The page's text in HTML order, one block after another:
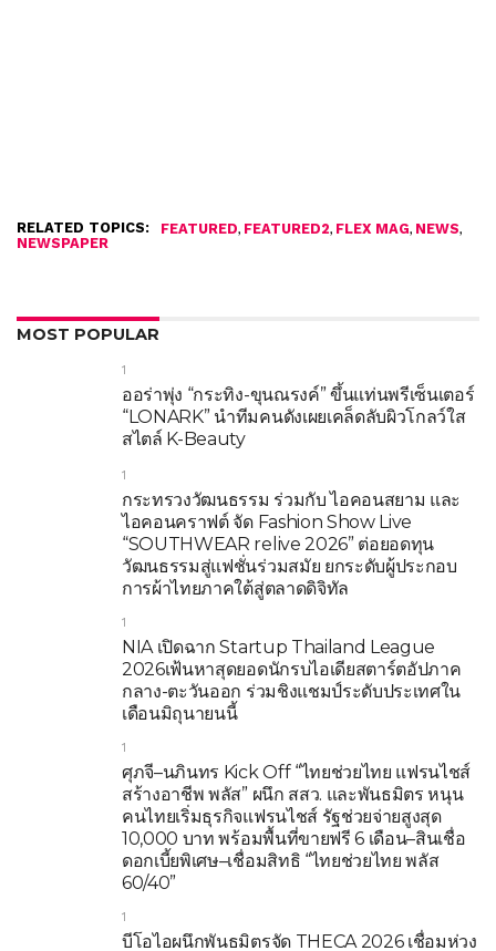
RELATED TOPICS: FEATURED, FEATURED2, FLEX MAG, NEWS,
NEWSPAPER
MOST POPULAR
1
ออร่าพุ่ง “กระทิง-ขุนณรงค์” ขึ้นแท่นพรีเซ็นเตอร์
“LONARK” นำทีมคนดังเผยเคล็ดลับผิวโกลว์ใส
สไตล์ K-Beauty
1
กระทรวงวัฒนธรรม ร่วมกับ ไอคอนสยาม และ
ไอคอนคราฟต์ จัด Fashion Show Live
“SOUTHWEAR relive 2026” ต่อยอดทุน
วัฒนธรรมสู่แฟชั่นร่วมสมัย ยกระดับผู้ประกอบ
การผ้าไทยภาคใต้สู่ตลาดดิจิทัล
1
NIA เปิดฉาก Startup Thailand League
2026เฟ้นหาสุดยอดนักรบไอเดียสตาร์ตอัปภาค
กลาง-ตะวันออก ร่วมชิงแชมป์ระดับประเทศใน
เดือนมิถุนายนนี้
1
ศุภจี–นภินทร Kick Off “ไทยช่วยไทย แฟรนไชส์
สร้างอาชีพ พลัส” ผนึก สสว. และพันธมิตร หนุน
คนไทยเริ่มธุรกิจแฟรนไชส์ รัฐช่วยจ่ายสูงสุด
10,000 บาท พร้อมพื้นที่ขายฟรี 6 เดือน–สินเชื่อ
ดอกเบี้ยพิเศษ–เชื่อมสิทธิ “ไทยช่วยไทย พลัส
60/40”
1
บีโอไอผนึกพันธมิตรจัด THECA 2026 เชื่อมห่วง